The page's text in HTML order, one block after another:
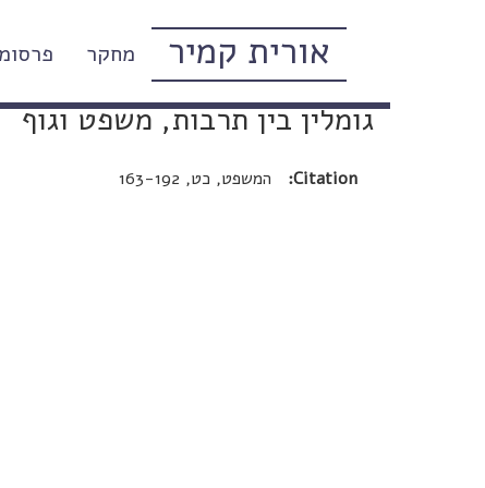
אורית קמיר מחקר
עם יקיר אנגלנדר, תפיסות של
גומלין בין תרבות, משפט וגוף
Citation: המשפט, כט, 163-192